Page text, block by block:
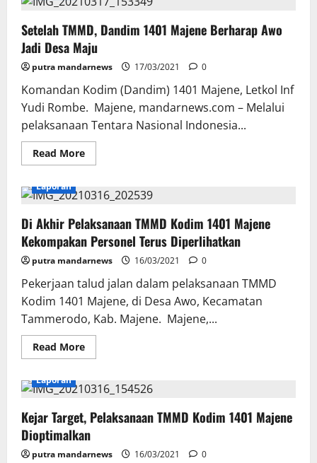
Setelah TMMD, Dandim 1401 Majene Berharap Awo
Jadi Desa Maju
putra mandarnews 17/03/2021 0
Komandan Kodim (Dandim) 1401 Majene, Letkol Inf
Yudi Rombe. Majene, mandarnews.com – Melalui
pelaksanaan Tentara Nasional Indonesia...
Read MoreRead
more
TMMD,
Dandim
Majene
Berharap
Awo
Jadi
Desa
Laporan
Di Akhir Pelaksanaan TMMD Kodim 1401 Majene
Kekompakan Personel Terus Diperlihatkan
putra mandarnews 16/03/2021 0
Pekerjaan talud jalan dalam pelaksanaan TMMD
Kodim 1401 Majene, di Desa Awo, Kecamatan
Tammerodo, Kab. Majene. Majene,...
Read MoreRead
more
Akhir
Pelaksanaan
Kodim
1401
Majene
Personel
Laporan
Kejar Target, Pelaksanaan TMMD Kodim 1401 Majene
Dioptimalkan
putra mandarnews 16/03/2021 0